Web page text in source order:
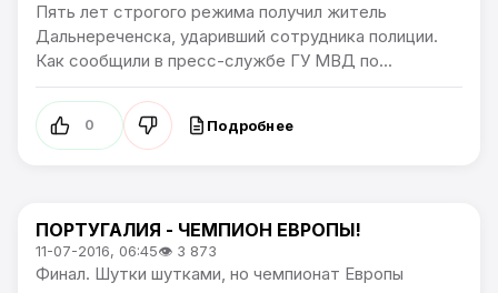
Пять лет строгого режима получил житель
Дальнереченска, ударивший сотрудника полиции.
Как сообщили в пресс-службе ГУ МВД по...
0 Подробнее
Чемпионат Европы
ПОРТУГАЛИЯ - ЧЕМПИОН ЕВРОПЫ!
11-07-2016, 06:45👁 3 873
Финал. Шутки шутками, но чемпионат Европы